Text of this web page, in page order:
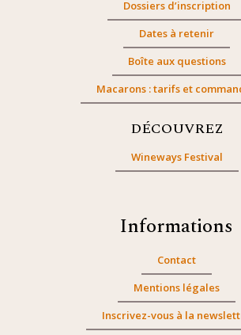
Dossiers d’inscription
Dates à retenir
Boîte aux questions
Macarons : tarifs et
DÉCOUVREZ
Wineways Festival
Informations
Contact
Mentions légales
Inscrivez-vous à la